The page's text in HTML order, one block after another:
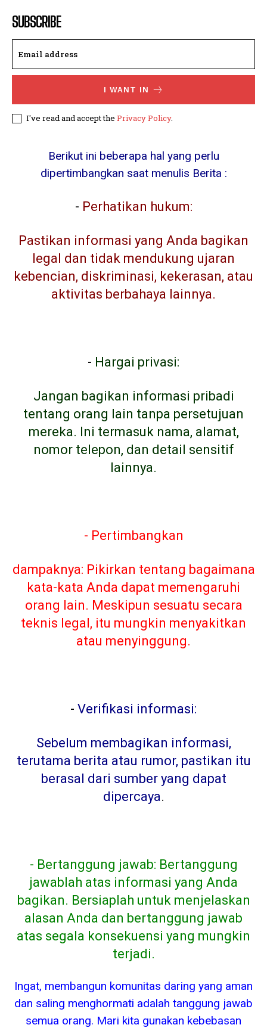
SUBSCRIBE
I WANT IN
I've read and accept the Privacy Policy.
Berikut ini beberapa hal yang perlu
dipertimbangkan saat menulis Berita :
- Perhatikan hukum:
Pastikan informasi yang Anda bagikan
legal dan tidak mendukung ujaran
kebencian, diskriminasi, kekerasan, atau
aktivitas berbahaya lainnya.
- Hargai privasi:
Jangan bagikan informasi pribadi
tentang orang lain tanpa persetujuan
mereka. Ini termasuk nama, alamat,
nomor telepon, dan detail sensitif
lainnya.
- Pertimbangkan
dampaknya: Pikirkan tentang bagaimana
kata-kata Anda dapat memengaruhi
orang lain. Meskipun sesuatu secara
teknis legal, itu mungkin menyakitkan
atau menyinggung.
- Verifikasi informasi:
Sebelum membagikan informasi,
terutama berita atau rumor, pastikan itu
berasal dari sumber yang dapat
dipercaya.
- Bertanggung jawab: Bertanggung
jawablah atas informasi yang Anda
bagikan. Bersiaplah untuk menjelaskan
alasan Anda dan bertanggung jawab
atas segala konsekuensi yang mungkin
terjadi.
Ingat, membangun komunitas daring yang aman
dan saling menghormati adalah tanggung jawab
semua orang. Mari kita gunakan kebebasan